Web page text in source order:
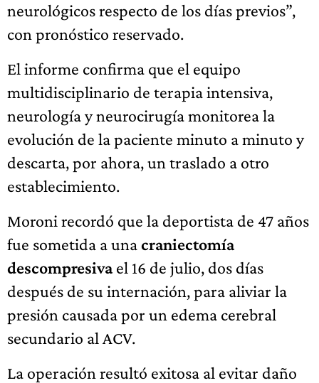
neurológicos respecto de los días previos”,
con pronóstico reservado.
El informe confirma que el equipo
multidisciplinario de terapia intensiva,
neurología y neurocirugía monitorea la
evolución de la paciente minuto a minuto y
descarta, por ahora, un traslado a otro
establecimiento.
Moroni recordó que la deportista de 47 años
fue sometida a unacraniectomía
descompresivael 16 de julio, dos días
después de su internación, para aliviar la
presión causada por un edema cerebral
secundario al ACV.
La operación resultó exitosa al evitar daño